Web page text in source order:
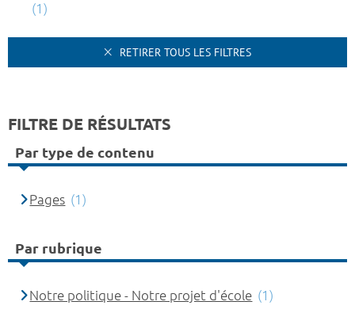
(1)
RETIRER TOUS LES FILTRES
FILTRE DE RÉSULTATS
Par type de contenu
Pages (1)
Par rubrique
Notre politique - Notre projet d'école (1)